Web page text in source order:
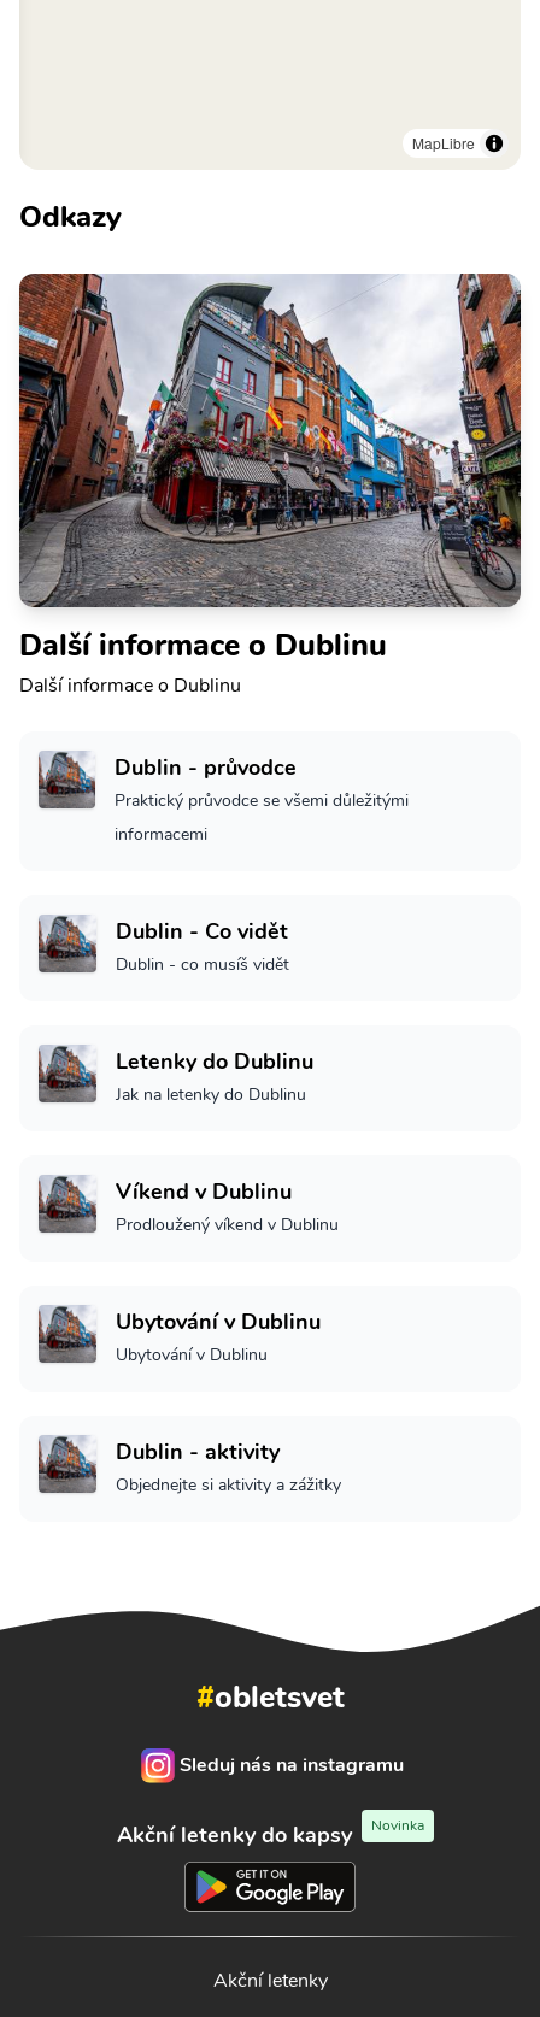
MapLibre
Odkazy
Další informace o Dublinu
Další informace o Dublinu
Dublin - průvodce
Praktický průvodce se všemi důležitými
informacemi
Dublin - Co vidět
Dublin - co musíš vidět
Letenky do Dublinu
Jak na letenky do Dublinu
Víkend v Dublinu
Prodloužený víkend v Dublinu
Ubytování v Dublinu
Ubytování v Dublinu
Dublin - aktivity
Objednejte si aktivity a zážitky
#obletsvet
Sleduj nás na instagramu
Akční letenky do kapsy Novinka
Akční letenky